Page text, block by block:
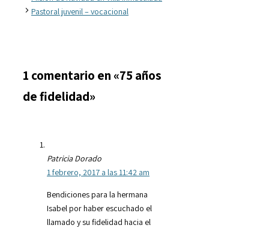
Pastoral juvenil – vocacional
1 comentario en «75 años
de fidelidad»
Patricia Dorado
1 febrero, 2017 a las 11:42 am
Bendiciones para la hermana
Isabel por haber escuchado el
llamado y su fidelidad hacia el